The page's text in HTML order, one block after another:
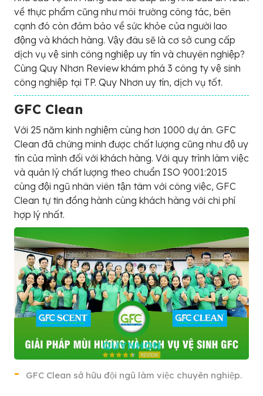
về thực phẩm cũng như môi trường công tác, bên
cạnh đó còn đảm bảo về sức khỏe của người lao
động và khách hàng. Vậy đâu sẽ là cơ sở cung cấp
dịch vụ vệ sinh công nghiệp uy tín và chuyên nghiệp?
Cùng Quy Nhơn Review khám phá 3 công ty vệ sinh
công nghiệp tại TP. Quy Nhơn uy tín, dịch vụ tốt.
GFC Clean
Với 25 năm kinh nghiệm cùng hơn 1000 dự án. GFC
Clean đã chứng minh được chất lượng cũng như độ uy
tín của mình đối với khách hàng. Với quy trình làm việc
và quản lý chất lượng theo chuẩn ISO 9001:2015
cùng đội ngũ nhân viên tận tâm với công việc, GFC
Clean tự tin đồng hành cùng khách hàng với chi phí
hợp lý nhất.
GFC Clean sở hữu đội ngũ làm việc chuyên nghiệp.